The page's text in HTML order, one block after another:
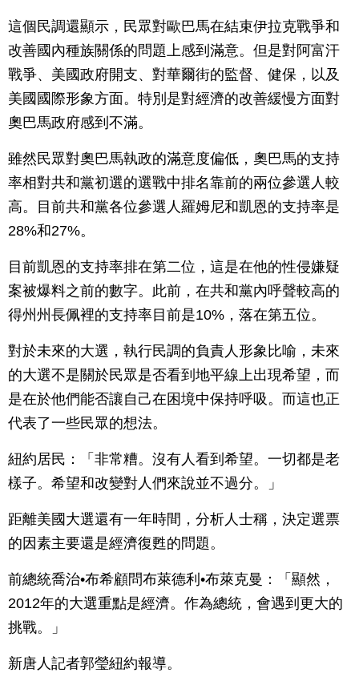
這個民調還顯示，民眾對歐巴馬在結束伊拉克戰爭和
改善國內種族關係的問題上感到滿意。但是對阿富汗
戰爭、美國政府開支、對華爾街的監督、健保，以及
美國國際形象方面。特別是對經濟的改善緩慢方面對
奧巴馬政府感到不滿。
雖然民眾對奧巴馬執政的滿意度偏低，奧巴馬的支持
率相對共和黨初選的選戰中排名靠前的兩位參選人較
高。目前共和黨各位參選人羅姆尼和凱恩的支持率是
28%和27%。
目前凱恩的支持率排在第二位，這是在他的性侵嫌疑
案被爆料之前的數字。此前，在共和黨內呼聲較高的
得州州長佩裡的支持率目前是10%，落在第五位。
對於未來的大選，執行民調的負責人形象比喻，未來
的大選不是關於民眾是否看到地平線上出現希望，而
是在於他們能否讓自己在困境中保持呼吸。而這也正
代表了一些民眾的想法。
紐約居民：「非常糟。沒有人看到希望。一切都是老
樣子。希望和改變對人們來說並不過分。」
距離美國大選還有一年時間，分析人士稱，決定選票
的因素主要還是經濟復甦的問題。
前總統喬治•布希顧問布萊德利•布萊克曼：「顯然，
2012年的大選重點是經濟。作為總統，會遇到更大的
挑戰。」
新唐人記者郭瑩紐約報導。